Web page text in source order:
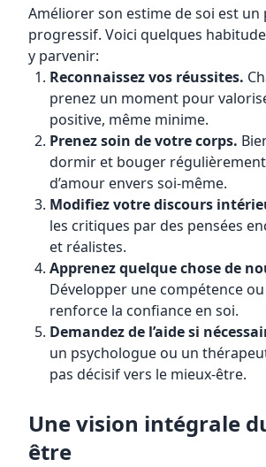
Améliorer son estime de soi est un
progressif. Voici quelques
y parvenir:
Reconnaissez vos réussites.
prenez un moment pour
positive, même minime.
Prenez soin de votre corps.
dormir et bouger
d’amour envers soi-même.
Modifiez votre discours
les critiques par des pensées
et réalistes.
Apprenez quelque chose de
Développer une compétence
renforce la confiance en soi.
Demandez de l’aide si
un psychologue ou un
pas décisif vers le mieux-être.
Une vision intégrale
être